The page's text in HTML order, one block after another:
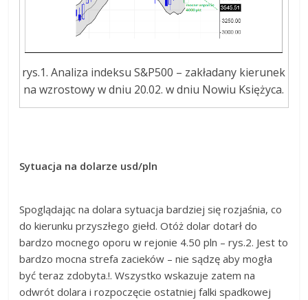
rys.1. Analiza indeksu S&P500 – zakładany kierunek
na wzrostowy w dniu 20.02. w dniu Nowiu Księżyca.
Sytuacja na dolarze usd/pln
Spoglądając na dolara sytuacja bardziej się rozjaśnia, co
do kierunku przyszłego giełd. Otóż dolar dotarł do
bardzo mocnego oporu w rejonie 4.50 pln – rys.2. Jest to
bardzo mocna strefa zacieków – nie sądzę aby mogła
być teraz zdobyta.!. Wszystko wskazuje zatem na
odwrót dolara i rozpoczęcie ostatniej falki spadkowej